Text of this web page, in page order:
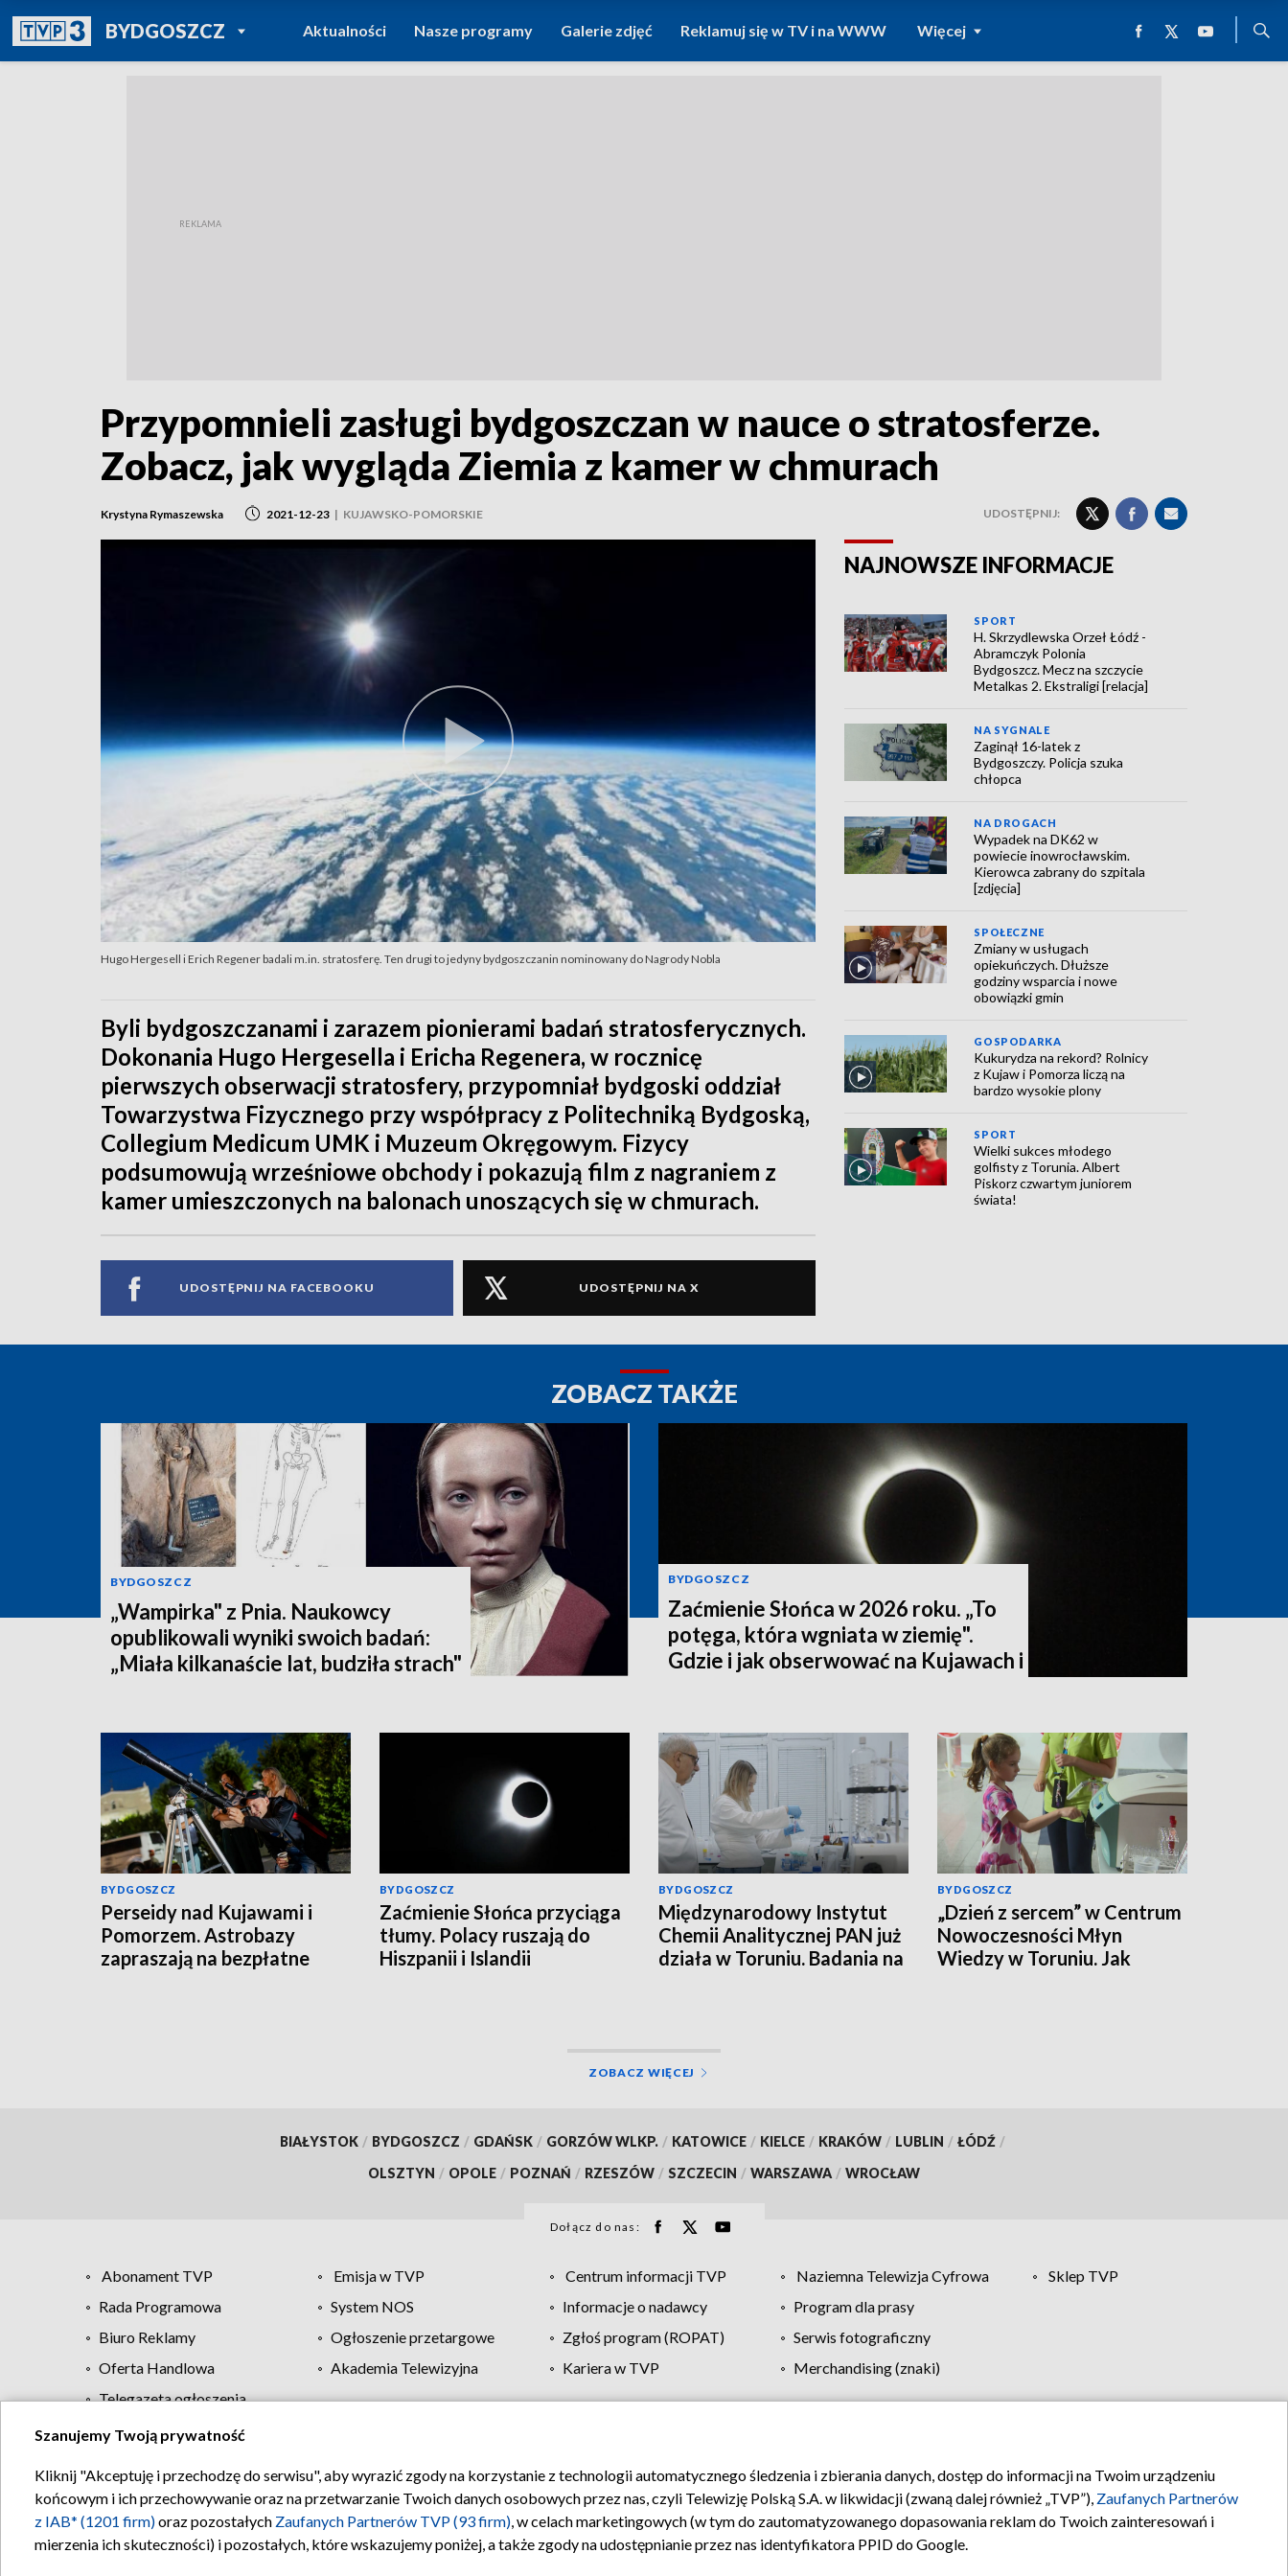
BYDGOSZCZPOWRÓT DO
TVP REGIONY
Aktualności Nasze programy Galerie zdjęć Reklamuj się w TV i na WWW Więcej
Przypomnieli zasługi bydgoszczan w nauce o stratosferze.
Zobacz, jak wygląda Ziemia z kamer w chmurach
Krystyna Rymaszewska 2021-12-23 | KUJAWSKO-POMORSKIE UDOSTĘPNIJ:
Hugo Hergesell i Erich Regener badali m.in. stratosferę. Ten drugi to jedyny bydgoszczanin nominowany do Nagrody Nobla
Byli bydgoszczanami i zarazem pionierami badań stratosferycznych.
Dokonania Hugo Hergesella i Ericha Regenera, w rocznicę
pierwszych obserwacji stratosfery, przypomniał bydgoski oddział
Towarzystwa Fizycznego przy współpracy z Politechniką Bydgoską,
Collegium Medicum UMK i Muzeum Okręgowym. Fizycy
podsumowują wrześniowe obchody i pokazują film z nagraniem z
kamer umieszczonych na balonach unoszących się w chmurach.
UDOSTĘPNIJ NA FACEBOOKU UDOSTĘPNIJ NA X
NAJNOWSZE INFORMACJE
SPORT
H. Skrzydlewska Orzeł Łódź -
Abramczyk Polonia
Bydgoszcz. Mecz na szczycie
Metalkas 2. Ekstraligi [relacja]
NA SYGNALE
Zaginął 16-latek z
Bydgoszczy. Policja szuka
chłopca
NA DROGACH
Wypadek na DK62 w
powiecie inowrocławskim.
Kierowca zabrany do szpitala
[zdjęcia]
SPOŁECZNE
Zmiany w usługach
opiekuńczych. Dłuższe
godziny wsparcia i nowe
obowiązki gmin
GOSPODARKA
Kukurydza na rekord? Rolnicy
z Kujaw i Pomorza liczą na
bardzo wysokie plony
SPORT
Wielki sukces młodego
golfisty z Torunia. Albert
Piskorz czwartym juniorem
świata!
ZOBACZ TAKŻE
BYDGOSZCZ
„Wampirka" z Pnia. Naukowcy
opublikowali wyniki swoich badań:
„Miała kilkanaście lat, budziła strach"
BYDGOSZCZ
Zaćmienie Słońca w 2026 roku. „To
potęga, która wgniata w ziemię".
Gdzie i jak obserwować na Kujawach i
BYDGOSZCZ
Perseidy nad Kujawami i
Pomorzem. Astrobazy
zapraszają na bezpłatne
BYDGOSZCZ
Zaćmienie Słońca przyciąga
tłumy. Polacy ruszają do
Hiszpanii i Islandii
BYDGOSZCZ
Międzynarodowy Instytut
Chemii Analitycznej PAN już
działa w Toruniu. Badania na
BYDGOSZCZ
„Dzień z sercem” w Centrum
Nowoczesności Młyn
Wiedzy w Toruniu. Jak
ZOBACZ WIĘCEJ
BIAŁYSTOK / BYDGOSZCZ / GDAŃSK / GORZÓW WLKP. / KATOWICE / KIELCE / KRAKÓW / LUBLIN / ŁÓDŹ /
OLSZTYN / OPOLE / POZNAŃ / RZESZÓW / SZCZECIN / WARSZAWA / WROCŁAW
Dołącz do nas:
Abonament TVP Emisja w TVP Centrum informacji TVP Naziemna Telewizja Cyfrowa
Sklep TVP
Rada Programowa
System NOS Informacje o nadawcy
Program dla prasy
Biuro Reklamy
Ogłoszenie przetargowe Zgłoś program (ROPAT)
Serwis fotograficzny
Oferta Handlowa
Akademia Telewizyjna Kariera w TVP
Merchandising (znaki)
Telegazeta ogłoszenia
Regulamin TVP Polityka prywatności Moje zgody Pomoc Biuro reklamy Kontakt
Szanujemy Twoją prywatność
Kliknij "Akceptuję i przechodzę do serwisu", aby wyrazić zgody na korzystanie z technologii automatycznego śledzenia i zbierania danych, dostęp do informacji na Twoim urządzeniu
końcowym i ich przechowywanie oraz na przetwarzanie Twoich danych osobowych przez nas, czyli Telewizję Polską S.A. w likwidacji (zwaną dalej również „TVP”), Zaufanych Partnerów
z IAB* (1201 firm)oraz pozostałych Zaufanych Partnerów TVP (93 firm), w celach marketingowych (w tym do zautomatyzowanego dopasowania reklam do Twoich zainteresowań i
mierzenia ich skuteczności) i pozostałych, które wskazujemy poniżej, a także zgody na udostępnianie przez nas identyfikatora PPID do Google.